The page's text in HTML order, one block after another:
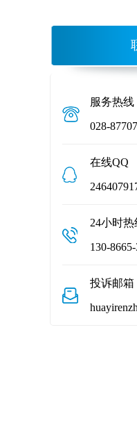
服务热线
028-
在线QQ
24小时热
130-
投诉邮箱